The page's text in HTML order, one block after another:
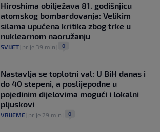
Hiroshima obilježava 81. godišnjicu
atomskog bombardovanja: Velikim
silama upućena kritika zbog trke u
nuklearnom naoružanju
SVIJET prije 39 min 0
Nastavlja se toplotni val: U BiH danas i
do 40 stepeni, a poslijepodne u
pojedinim dijelovima mogući i lokalni
pljuskovi
VRIJEME prije 29 min 0